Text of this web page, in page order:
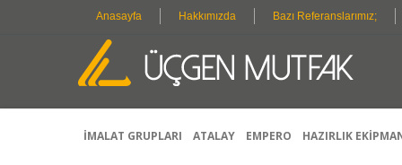
Anasayfa Hakkımızda Bazı Referanslarımız;
İMALAT GRUPLARI ATALAY EMPERO HAZIRLIK